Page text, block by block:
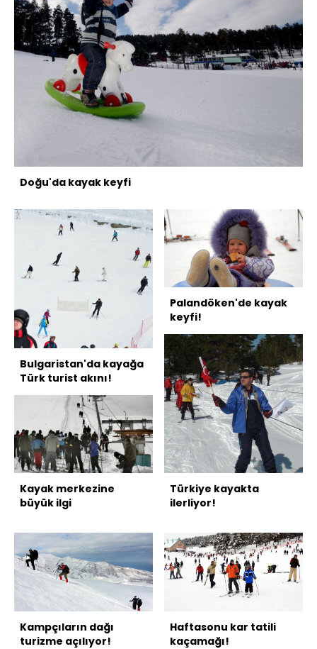
Doğu'da kayak keyfi
Bulgaristan'da kayağa
Türk turist akını!
Kayak merkezine
büyük ilgi
Palandöken'de kayak
keyfi!
Türkiye kayakta
ilerliyor!
Kampçıların dağı
turizme açılıyor!
Haftasonu kar tatili
kaçamağı!